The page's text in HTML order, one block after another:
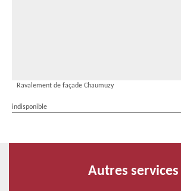
Ravalement de façade Chaumuzy
indisponible
Autres services